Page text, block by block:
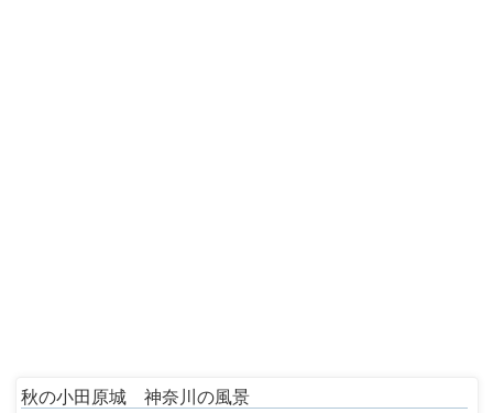
秋の小田原城 神奈川の風景